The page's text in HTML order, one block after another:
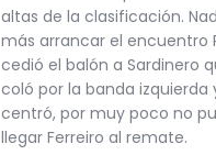
altas de la clasificación.
más arrancar el encuentro
cedió el balón a Sardinero
coló por la banda izquierda
centró, por muy poco no
llegar Ferreiro al remate.